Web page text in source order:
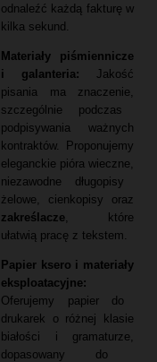
odnaleźć każdą fakturę w
kilka sekund.
Materiały piśmiennicze
i galanteria: Jakość
pisania ma znaczenie,
szczególnie podczas
podpisywania ważnych
kontraktów.
Proponujemy
eleganckie pióra wieczne,
niezawodne długopisy
żelowe,
cienkopisy oraz
zakreślacze
które
ułatwią pracę z tekstem.
Papier ksero i materiały
eksploatacyjne:
Oferujemy papier do
drukarek o różnej klasie
białości i gramaturze,
dopasowany do